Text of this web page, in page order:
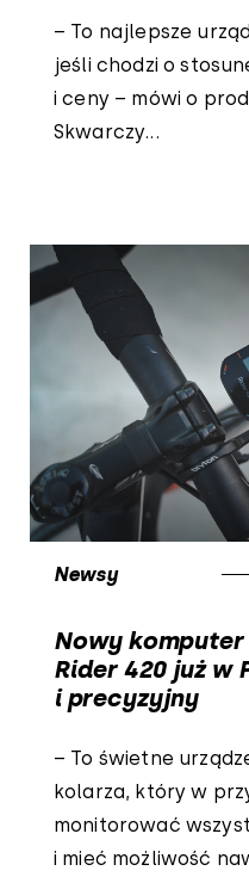
– To najlepsze
jeśli chodzi o
i ceny – mówi o
Skwarczy...
Newsy
Nowy
Rider 420 już w
i precyzyjny
– To świetne
kolarza, który w
monitorować
i mieć możliwość